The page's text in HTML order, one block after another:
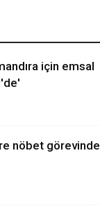
için emsal
nöbet görevinde